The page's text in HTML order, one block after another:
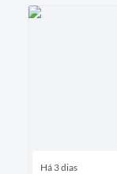
Há 3 dias